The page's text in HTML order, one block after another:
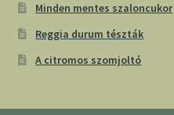
Minden mentes szaloncukor
Reggia durum tészták
A citromos szomjoltó